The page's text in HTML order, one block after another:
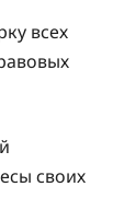
всех
своих